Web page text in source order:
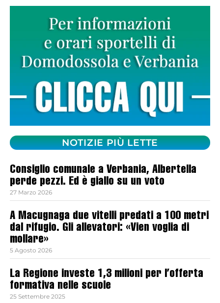
NOTIZIE PIÙ LETTE
Consiglio comunale a Verbania, Albertella
perde pezzi. Ed è giallo su un voto
27 Marzo 2026
A Macugnaga due vitelli predati a 100 metri
dal rifugio. Gli allevatori: «Vien voglia di
mollare»
5 Agosto 2026
La Regione investe 1,3 milioni per l’offerta
formativa nelle scuole
25 Settembre 2025